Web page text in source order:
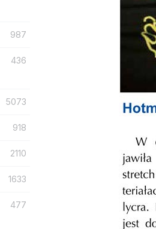
987
436
5073
918
2110
1633
477